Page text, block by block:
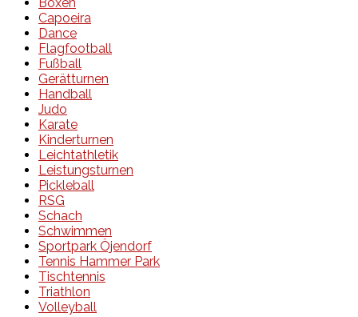
Boxen
Capoeira
Dance
Flagfootball
Fußball
Gerätturnen
Handball
Judo
Karate
Kinderturnen
Leichtathletik
Leistungsturnen
Pickleball
RSG
Schach
Schwimmen
Sportpark Öjendorf
Tennis Hammer Park
Tischtennis
Triathlon
Volleyball